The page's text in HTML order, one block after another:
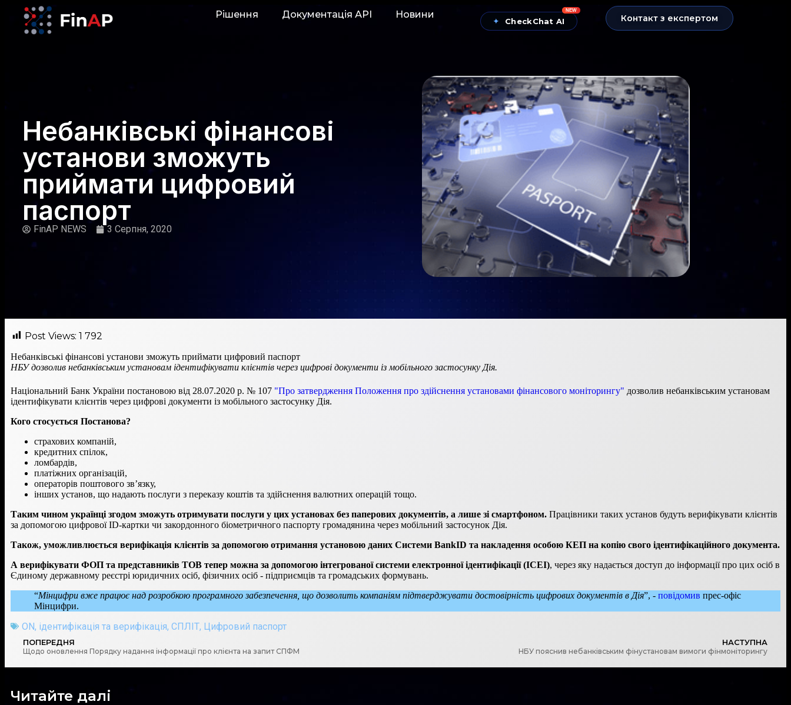
Рішення Документація АРІ Новини
✦ CheckChat AI
NEW
Контакт з експертом
Небанківські фінансові
установи зможуть
приймати цифровий
паспорт
FinAP NEWS 3 Серпня, 2020
Post Views: 1 792
Небанківські фінансові установи зможуть приймати цифровий паспорт
НБУ дозволив небанківським установам ідентифікувати клієнтів через цифрові документи із мобільного застосунку Дія.
Національний Банк України постановою від 28.07.2020 р. № 107 "Про затвердження Положення про здійснення установами фінансового моніторингу" дозволив небанківським установам
ідентифікувати клієнтів через цифрові документи із мобільного застосунку Дія.
Кого стосується Постанова?
страхових компаній,
кредитних спілок,
ломбардів,
платіжних організацій,
операторів поштового зв’язку,
інших установ, що надають послуги з переказу коштів та здійснення валютних операцій тощо.
Таким чином українці згодом зможуть отримувати послуги у цих установах без паперових документів, а лише зі смартфоном. Працівники таких установ будуть верифікувати клієнтів
за допомогою цифрової ID-картки чи закордонного біометричного паспорту громадянина через мобільний застосунок Дія.
Також, уможливлюється верифікація клієнтів за допомогою отримання установою даних Системи BankID та накладення особою КЕП на копію свого ідентифікаційного документа.
А верифікувати ФОП та представників ТОВ тепер можна за допомогою інтегрованої системи електронної ідентифікації (ІСЕІ), через яку надається доступ до інформації про цих осіб в
Єдиному державному реєстрі юридичних осіб, фізичних осіб - підприємців та громадських формувань.
“Мінцифри вже працює над розробкою програмного забезпечення, що дозволить компаніям підтверджувати достовірність цифрових документів в Дія”, - повідомив прес-офіс
Мінцифри.
ON, ідентифікація та верифікація, СПЛІТ, Цифровий паспорт
ПОПЕРЕДНЯ
Щодо оновлення Порядку надання інформації про клієнта на запит СПФМ
НАСТУПНА
НБУ пояснив небанківським фінустановам вимоги фінмоніторингу
Читайте далі